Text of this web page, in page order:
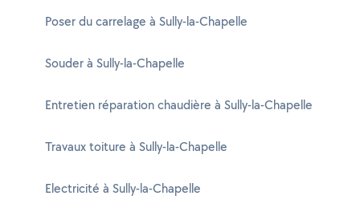
Poser du carrelage à Sully-la-Chapelle
Souder à Sully-la-Chapelle
Entretien réparation chaudière à Sully-la-Chapelle
Travaux toiture à Sully-la-Chapelle
Electricité à Sully-la-Chapelle